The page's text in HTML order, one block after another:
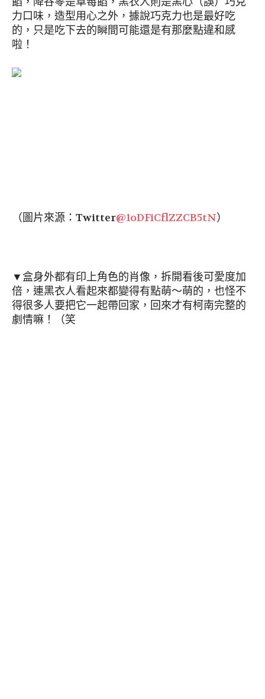
力口味，造型用心之外，據說巧克力也是最好吃
的，只是吃下去的瞬間可能還是有那麼點違和感
啦！
（圖片來源：Twitter@1oDFiCflZZCB5tN）
▼盒身外都有印上角色的肖像，拆開看後可愛度加
倍，連黑衣人看起來都變得有點萌～萌的，也怪不
得很多人要把它一起帶回家，回來才有柯南完整的
劇情嘛！（笑